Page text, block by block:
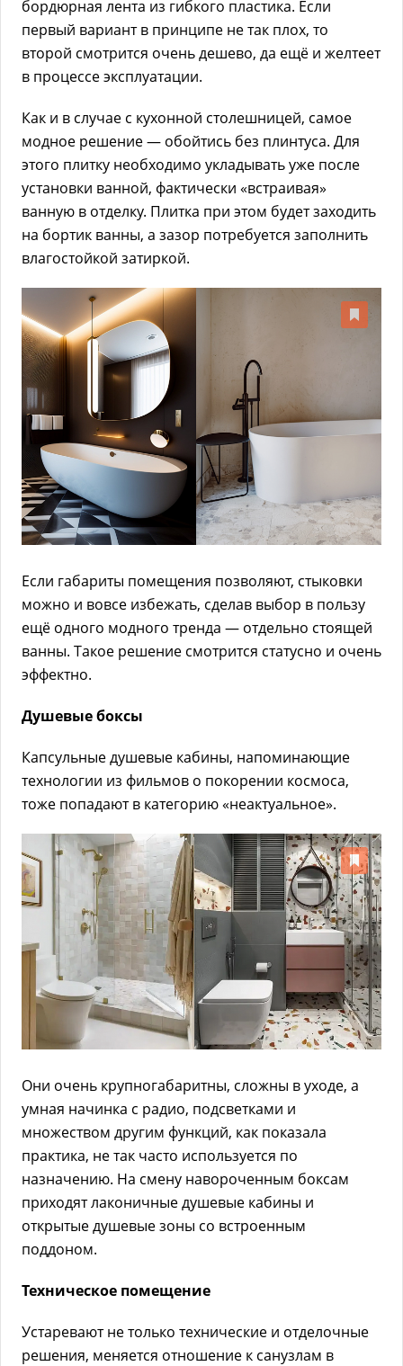
бордюрная лента из гибкого пластика. Если
первый вариант в принципе не так плох, то
второй смотрится очень дешево, да ещё и желтеет
в процессе эксплуатации.
Как и в случае с кухонной столешницей, самое
модное решение — обойтись без плинтуса. Для
этого плитку необходимо укладывать уже после
установки ванной, фактически «встраивая»
ванную в отделку. Плитка при этом будет заходить
на бортик ванны, а зазор потребуется заполнить
влагостойкой затиркой.
Если габариты помещения позволяют, стыковки
можно и вовсе избежать, сделав выбор в пользу
ещё одного модного тренда — отдельно стоящей
ванны. Такое решение смотрится статусно и очень
эффектно.
Душевые боксы
Капсульные душевые кабины, напоминающие
технологии из фильмов о покорении космоса,
тоже попадают в категорию «неактуальное».
Они очень крупногабаритны, сложны в уходе, а
умная начинка с радио, подсветками и
множеством другим функций, как показала
практика, не так часто используется по
назначению. На смену навороченным боксам
приходят лаконичные душевые кабины и
открытые душевые зоны со встроенным
поддоном.
Техническое помещение
Устаревают не только технические и отделочные
решения, меняется отношение к санузлам в